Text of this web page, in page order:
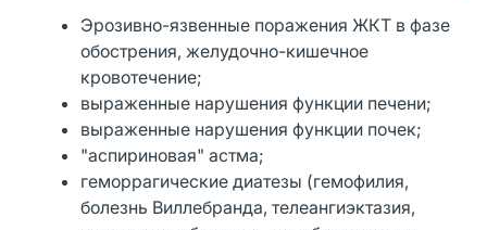
Эрозивно-язвенные поражения ЖКТ в фазе
обострения, желудочно-кишечное
кровотечение;
выраженные нарушения функции печени;
выраженные нарушения функции почек;
"аспириновая" астма;
геморрагические диатезы (гемофилия,
болезнь Виллебранда, телеангиэктазия,